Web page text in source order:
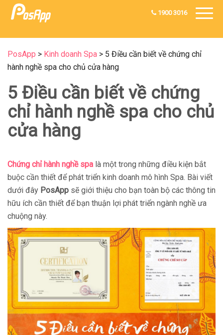
1900 3016
PosApp > Kinh doanh Spa > 5 Điều cần biết về chứng chỉ
hành nghề spa cho chủ cửa hàng
5 Điều cần biết về chứng
chỉ hành nghề spa cho chủ
cửa hàng
Chứng chỉ hành nghề spa là một trong những điều kiện bắt
buộc cần thiết để phát triển kinh doanh mô hình Spa. Bài viết
dưới đây PosApp sẽ giới thiệu cho bạn toàn bộ các thông tin
hữu ích cần thiết để bạn thuận lợi phát triển ngành nghề ưa
chuộng này.